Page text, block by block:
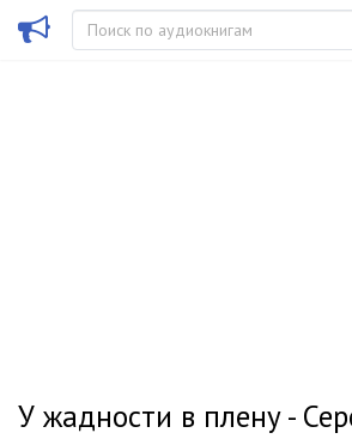
У жадности в плену -